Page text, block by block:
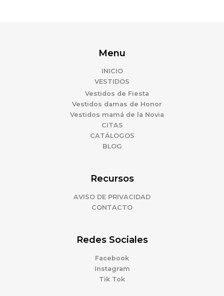
Menu
INICIO
VESTIDOS
Vestidos de Fiesta
Vestidos damas de Honor
Vestidos mamá de la Novia
CITAS
CATÁLOGOS
BLOG
Recursos
AVISO DE PRIVACIDAD
CONTACTO
Redes Sociales
Facebook
Instagram
Tik Tok